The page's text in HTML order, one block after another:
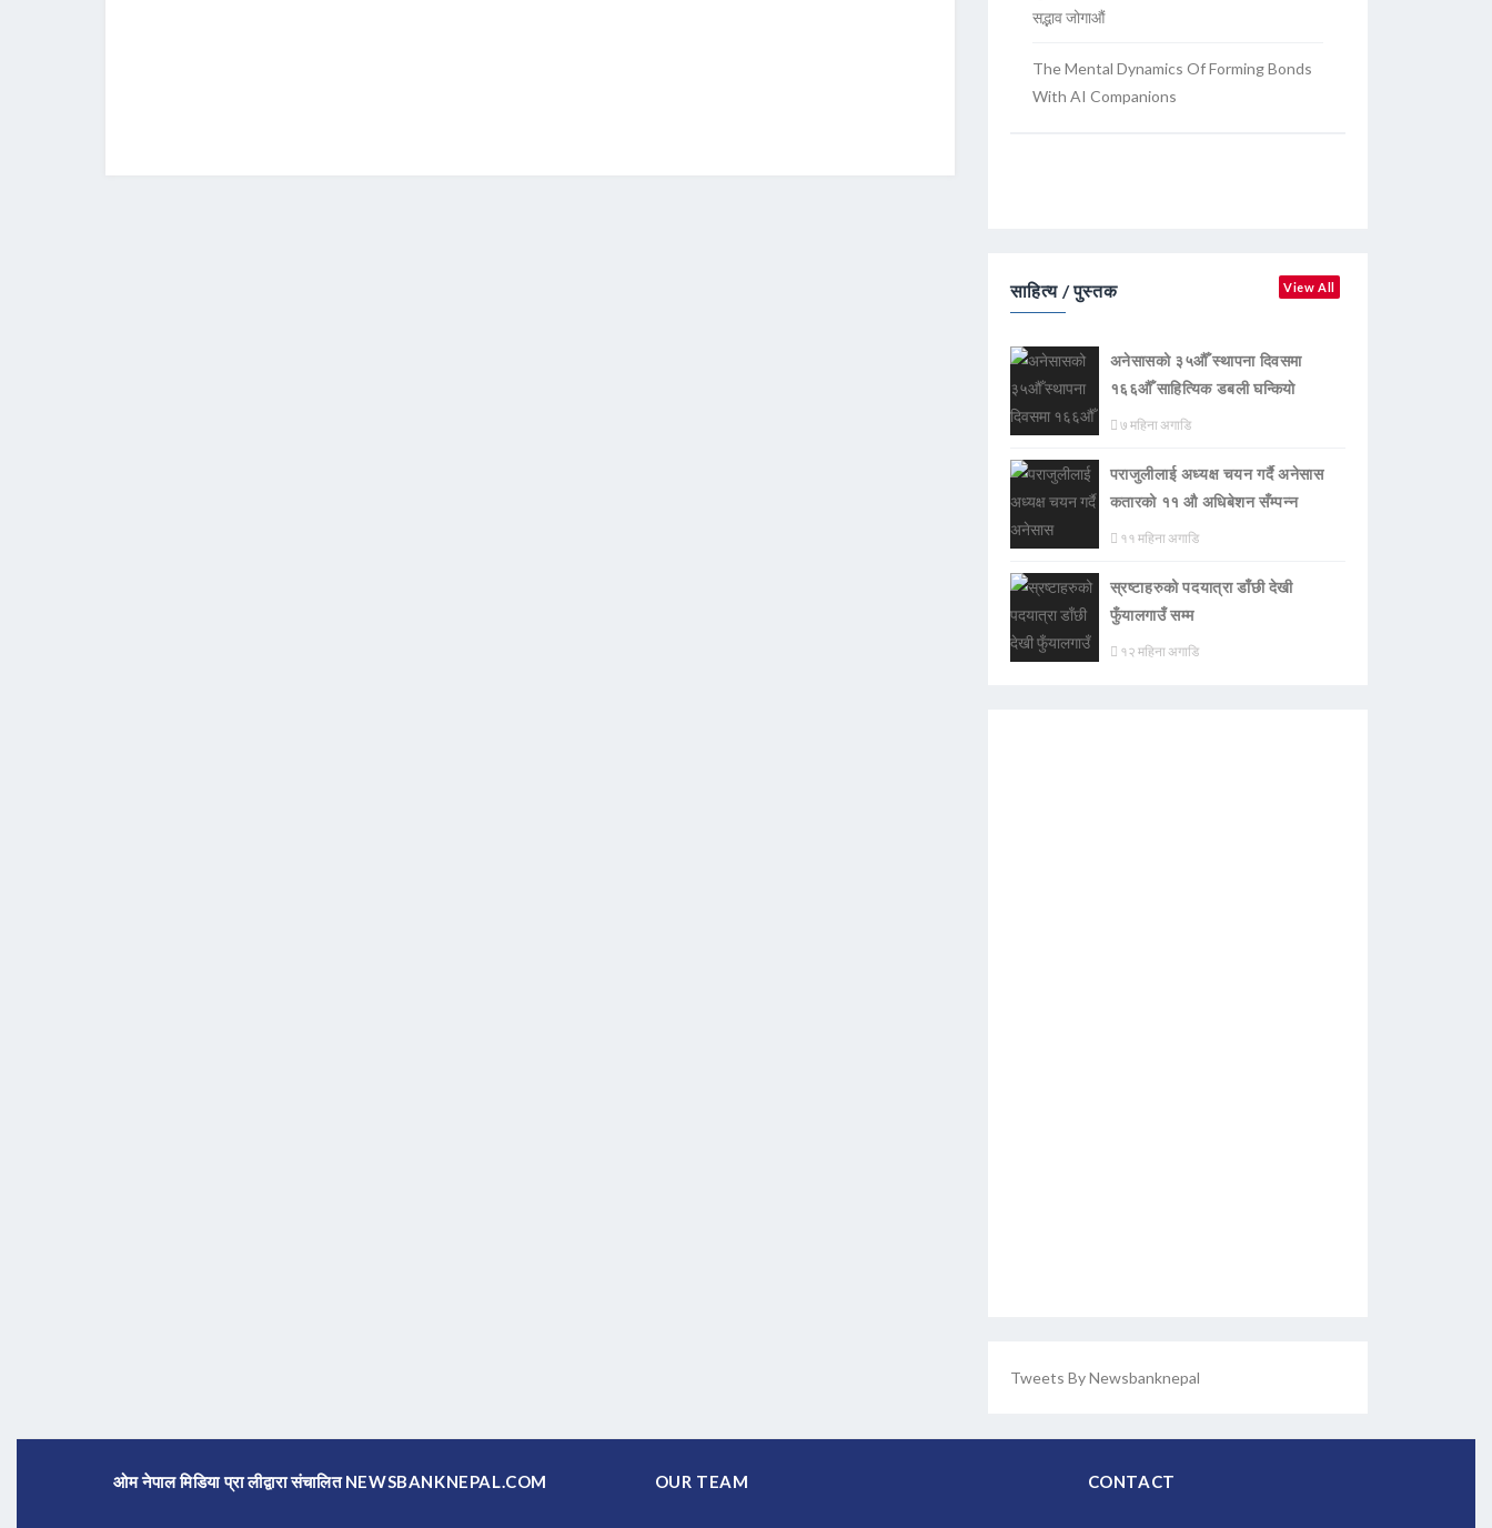
सद्भाव जोगाऔं
The Mental Dynamics Of Forming Bonds
With AI Companions
साहित्य / पुस्तक View All
अनेसासको ३५औँ स्थापना दिवसमा
१६६औँ साहित्यिक डबली घन्कियाे
७ महिना अगाडि
पराजुलीलाई अध्यक्ष चयन गर्दै अनेसास
कतारको ११ औ अधिबेशन सँम्पन्न
११ महिना अगाडि
स्रष्टाहरुको पदयात्रा डाँछी देखी
फुँयालगाउँ सम्म
१२ महिना अगाडि
Tweets By Newsbanknepal
ओम नेपाल मिडिया प्रा लीद्वारा संचालित NEWSBANKNEPAL.COM OUR TEAM CONTACT